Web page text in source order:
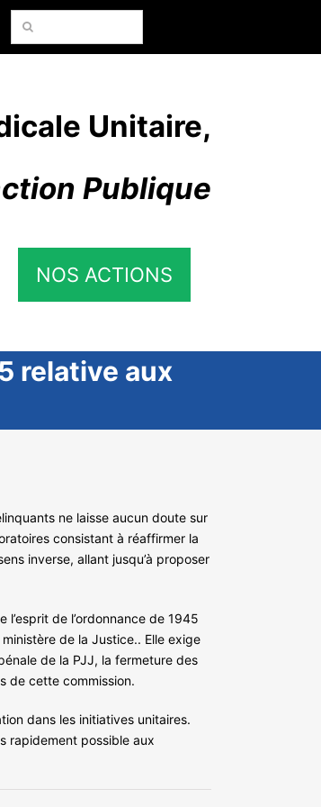
Rechercher:
Unitaire,
Publique
NOS ACTIONS
relative aux
ne laisse aucun doute sur
consistant à réaffirmer la
inverse, allant jusqu’à proposer
de l’ordonnance de 1945
de la Justice.. Elle exige
de la PJJ, la fermeture des
de cette commission.
dans les initiatives unitaires.
rapidement possible aux